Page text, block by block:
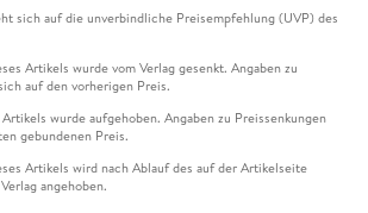
sich auf die unverbindliche Preisempfehlung (UVP) des
Artikels wurde vom Verlag gesenkt. Angaben zu
auf den vorherigen Preis.
wurde aufgehoben. Angaben zu Preissenkungen
gebundenen Preis.
Artikels wird nach Ablauf des auf der Artikelseite
angehoben.